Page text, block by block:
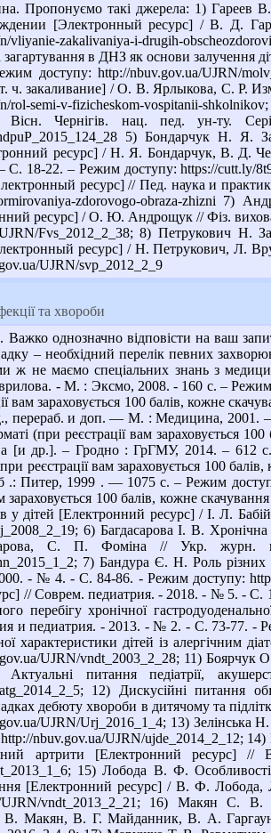
Пропонуємо такі джерела: 1) Гареев
[Электронный ресурс] / В. Д.
n/vliyanie-zakalivaniya-i-drugih-
загартування в ДНЗ як основи
доступу: http://nbuv.gov.ua/UJRN/
ч. закаливание] / О. В. Ярлыкова, С. Р.
rol-semi-v-fizicheskom-vospitanii-
// Вісн. Чернігів. нац. пед. ун-
5) Бондарчук Н. Я.
ресурс] / Н. Я. Бондарчук, В. Д.
С. 18-22. – Режим доступу: https://cutt.ly/
ресурс] // Пед. наука и
zdorovogo-obraza-zhizni 7)
ресурс] / О. Ю. Андрощук // Фіз.
Fvs_2012_2_38; 8) Петрукович Н.
ресурс] / Н. Петрукович, Л.
UJRN/svp_2012_2_9
та хвороби
однозначно відповісти на ваш
– необхідний перелік певних
ж не маємо спеціальних знань з
- М. : Эксмо, 2008. - 160 с. – Режим
вам зараховується 100 балів, кожне
перераб. и доп. — М. : Медицина, 2001.
(при реєстрації вам зараховується
др.]. – Гродно : ГрГМУ, 2014. – 612 с.
реєстрації вам зараховується 100
Питер, 1999 . — 1075 с. – Режим
зараховується 100 балів, кожне
у дітей [Електронний ресурс] / І.
6) Багдасарова І. В.
С. П. Фоміна // Укр.
7) Бандура Є. Н. Роль різних
- № 4. - С. 84-86. - Режим доступу:
// Соврем. педиатрия. - 2018. - № 5. -
перебігу хронічної
и педиатрия. - 2013. - № 2. - С. 73-77. -
характеристики дітей із
UJRN/vndt_2003_2_28; 11) Боярчук О.
Актуальні питання педіатрії,
12) Дискусійні питання
дебюту хвороби в дитячому та
UJRN/Urj_2016_1_4; 13) Зелінська
nbuv.gov.ua/UJRN/ujde_2014_2_12; 14)
артрити [Електронний
15) Лобода В. Ф. Особливості
[Електронний ресурс] / В. Ф.
UJRN/vndt_2013_2_21; 16) Макян С. В.
В. Макян, В. Г. Майданник, В. А.